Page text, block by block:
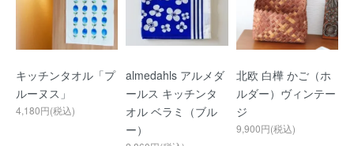
キッチンタオル「プ
ルーヌス」
4,180円(税込)
almedahls アルメダ
ールス キッチンタ
オル ベラミ（ブル
ー）
北欧 白樺 かご（ホ
ルダー）ヴィンテー
ジ
9,900円(税込)